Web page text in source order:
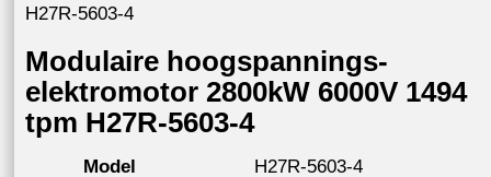
H27R-5603-4
Modulaire hoogspannings-
elektromotor 2800kW 6000V 1494
tpm H27R-5603-4
Model
H27R-5603-4